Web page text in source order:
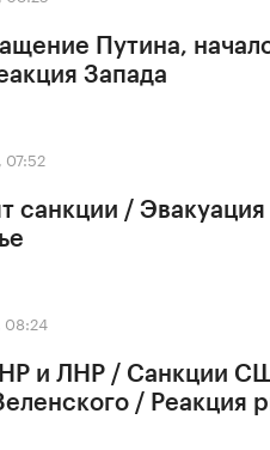
Путина,
Запада
07:52
санкции /
08:24
и ЛНР / Санкции
/ Реакция